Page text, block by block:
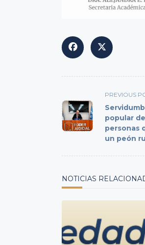
class="nav-
subtitle
screen-
PREVIOUS
popular
personas
un peón
NOTICIAS